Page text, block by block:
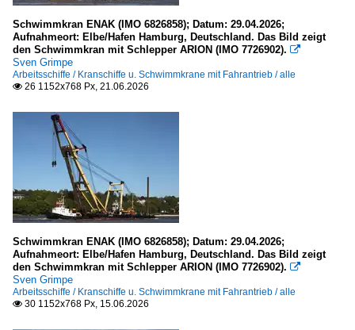
Duisburg
Binnenschiffe
S
Schubboote und -verbände
H
TMS - Tankmotorschiffe
A
Dampfschiffe
2003
2005
2006
2008
2009
2010
2010
2011
2012
2013
2014
Schwimmkran ENAK (IMO 6826858); Datum: 29.04.2026;
Aufnahmeort: Elbe/Hafen Hamburg, Deutschland. Das Bild zeigt
den Schwimmkran mit Schlepper ARION (IMO 7726902). 
Sven Grimpe
Arbeitsschiffe / Kranschiffe u. Schwimmkrane mit Fahrantrieb / alle
 26 1152x768 Px, 21.06.2026
Schwimmkran ENAK (IMO 6826858); Datum: 29.04.2026;
Aufnahmeort: Elbe/Hafen Hamburg, Deutschland. Das Bild zeigt
den Schwimmkran mit Schlepper ARION (IMO 7726902). 
Sven Grimpe
Arbeitsschiffe / Kranschiffe u. Schwimmkrane mit Fahrantrieb / alle
 30 1152x768 Px, 15.06.2026